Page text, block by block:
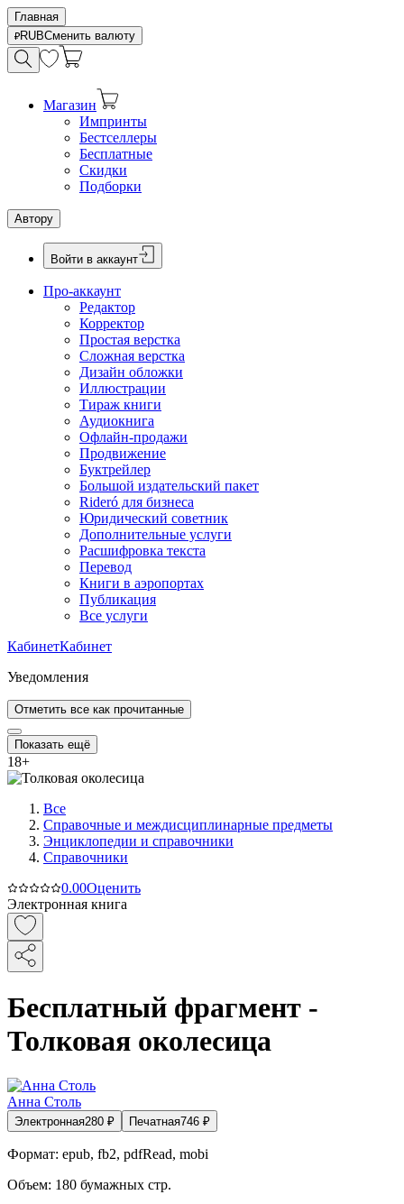
Главная
RUBСменить валюту
Магазин
Импринты
Бестселлеры
Бесплатные
Скидки
Подборки
Автору
Войти в аккаунт
Про-аккаунт
Редактор
Корректор
Простая верстка
Сложная верстка
Дизайн обложки
Иллюстрации
Тираж книги
Аудиокнига
Офлайн-продажи
Продвижение
Буктрейлер
Большой издательский пакет
Rideró для бизнеса
Юридический советник
Дополнительные услуги
Расшифровка текста
Перевод
Книги в аэропортах
Публикация
Все услуги
КабинетКабинет
Уведомления
Отметить все как прочитанные
Показать ещё
18+
Все
Справочные и междисциплинарные предметы
Энциклопедии и справочники
Справочники
0.00Оценить
Электронная книга
Бесплатный фрагмент -
Толковая околесица
Анна Столь
Электронная280 ₽ Печатная746 ₽
Формат: epub, fb2, pdfRead, mobi
Объем: 180 бумажных стр.